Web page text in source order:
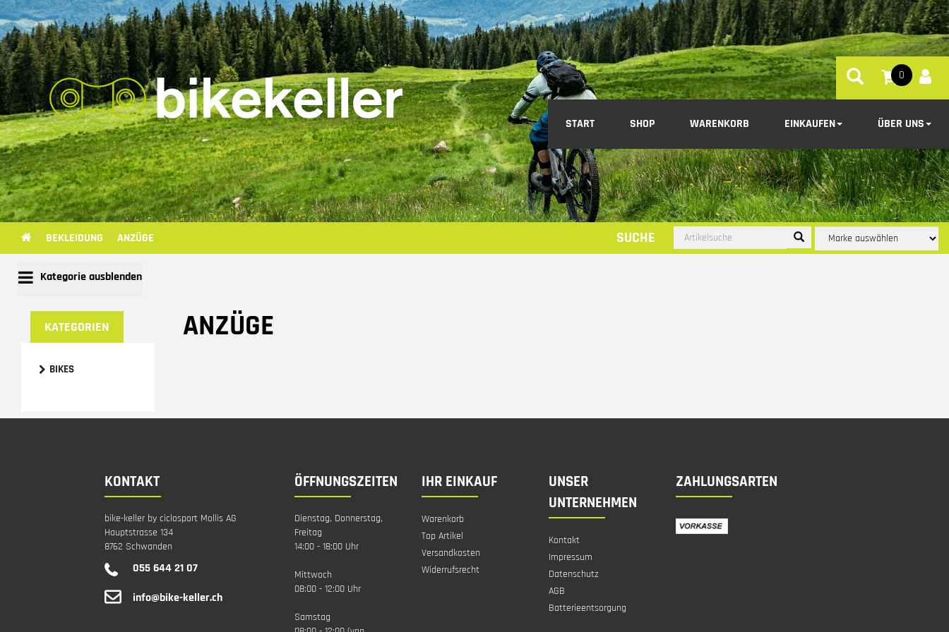
0
START SHOP WARENKORB EINKAUFEN ÜBER UNS
BEKLEIDUNG ANZÜGE SUCHE
Kategorie ausblenden
KATEGORIEN
BIKES
ANZÜGE
KONTAKT
bike-keller by ciclosport Mollis AG
Hauptstrasse 134
8762 Schwanden
055 644 21 07
info@bike-keller.ch
ÖFFNUNGSZEITEN
Dienstag, Donnerstag,
Freitag
14:00 - 18:00 Uhr
Mittwoch
08:00 - 12:00 Uhr
Samstag
IHR EINKAUF
Warenkorb
Top Artikel
Versandkosten
Widerrufsrecht
UNSER
UNTERNEHMEN
Kontakt
Impressum
Datenschutz
AGB
Batterieentsorgung
ZAHLUNGSARTEN